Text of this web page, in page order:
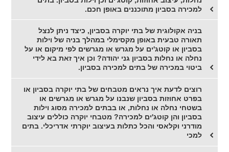
למכירה בסביון מתוכננים באופן חכם.
בניה אקולוגית של בתי יוקרה בסביון, כיצד ניתן לנצל
תאורה טבעית באופן מקסימלי במהלך בניה של וילות
בסביון או קוטג'ים על מגרש או מגרשים לפי מיקום או על
נחלה או נחלות בסביון גני יהודה? וכן איך זאת בא לידי
ביטוי במכירה של בתים למכירה בסביון.
רוצים לדעת איך נראים מטבחים של בתי יוקרה בסביון או
בפרט אחוזות בסביון שנבנו על מגרש או מגרשים או
בשטחי נחלה או נחלות, או בבתים למכירה מסוג וילות
בסביון והן קוטג'ים למכירה? מטבחי יוקרה כוללים עיצוב
מודרני וקלאסי והכל כתלות בעיצוב יוקרתי אדריכלי. בתים
למכי